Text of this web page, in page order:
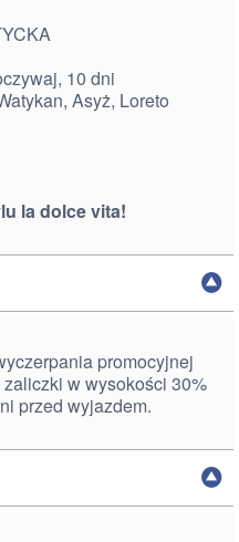
10 dni
Asyż, Loreto
la dolce vita!
promocyjnej
w wysokości 30%
przed wyjazdem.